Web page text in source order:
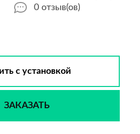
с установкой
ЗАКАЗАТЬ
0 отзыв(ов)